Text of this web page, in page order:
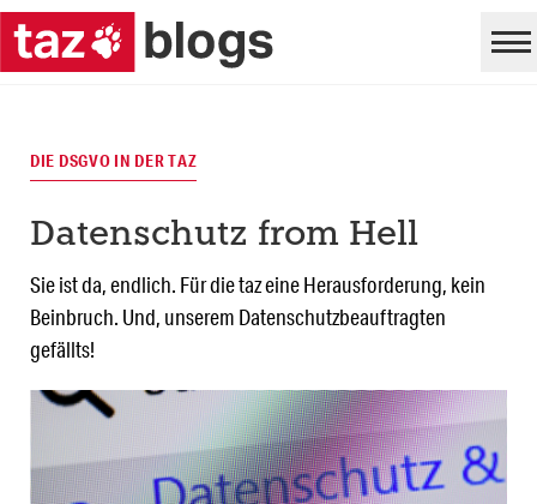
DIE DSGVO IN DER TAZ
Datenschutz from Hell
Sie ist da, endlich. Für die taz eine Herausforderung, kein
Beinbruch. Und, unserem Datenschutzbeauftragten
gefällts!